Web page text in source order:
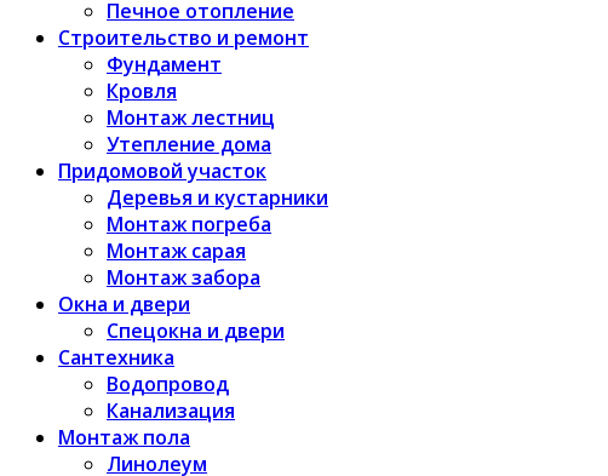
Печное отопление
Строительство и ремонт
Фундамент
Кровля
Монтаж лестниц
Утепление дома
Придомовой участок
Деревья и кустарники
Монтаж погреба
Монтаж сарая
Монтаж забора
Окна и двери
Спецокна и двери
Сантехника
Водопровод
Канализация
Монтаж пола
Линолеум